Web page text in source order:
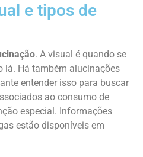
e tipos de
. A visual é quando se
lá. Há também alucinações
entender isso para buscar
ao consumo de
especial. Informações
estão disponíveis em